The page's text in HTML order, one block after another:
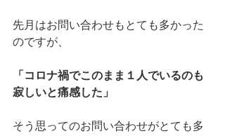
先月はお問い合わせもとても多かった
のですが、
「コロナ禍でこのまま１人でいるのも
寂しいと痛感した」
そう思ってのお問い合わせがとても多